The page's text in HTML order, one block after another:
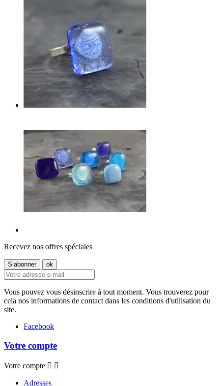
Recevez nos offres spéciales
Vous pouvez vous désinscrire à tout moment. Vous trouverez pour
cela nos informations de contact dans les conditions d'utilisation du
site.
Facebook
Votre compte
Votre compte  
Adresses